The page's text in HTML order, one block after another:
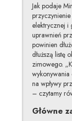
Jak podaje
elektrycznej i
uprawnień
powinien
dłuższą listę
zimowego.
na wpływy
– czytamy
Główne